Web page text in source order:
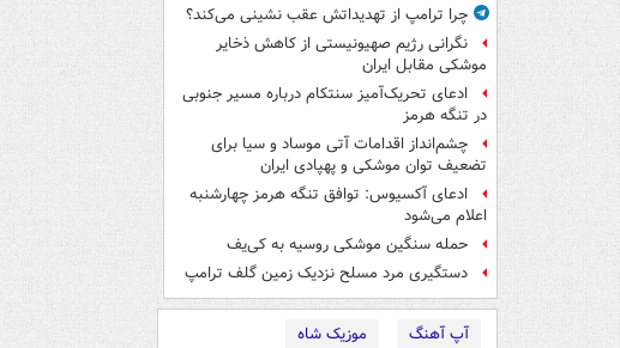
چرا ترامپ از تهدیداتش عقب نشینی می‌کند؟
نگرانی رژیم صهیونیستی از کاهش ذخایر
موشکی مقابل ایران
ادعای تحریک‌آمیز سنتکام درباره مسیر جنوبی
در تنگه هرمز
چشم‌انداز اقدامات آتی موساد و سیا برای
تضعیف توان موشکی و پهپادی ایران
ادعای آکسیوس: توافق تنگه هرمز چهارشنبه
اعلام می‌شود
حمله سنگین موشکی روسیه به کی‌یف
دستگیری مرد مسلح نزدیک زمین گلف ترامپ
آپ آهنگ
موزیک شاه